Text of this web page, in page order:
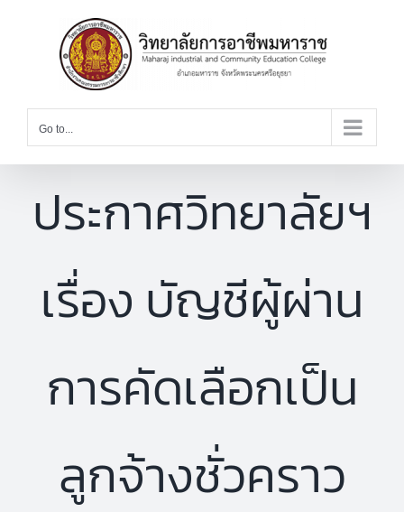
Go to...
ประกาศวิทยาลัยฯ
เรื่อง บัญชีผู้ผ่าน
การคัดเลือกเป็น
ลูกจ้างชั่วคราว